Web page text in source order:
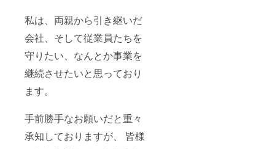
私は、両親から引き継いだ
会社、そして従業員たちを
守りたい、なんとか事業を
継続させたいと思っており
ます。
手前勝手なお願いだと重々
承知しておりますが、 皆様